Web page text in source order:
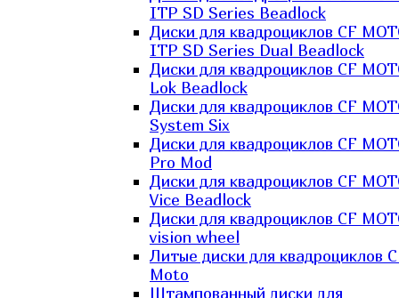
ITP SD Series Beadlock
Диски для квадроциклов CF
ITP SD Series Dual Beadlock
Диски для квадроциклов CF
Lok Beadlock
Диски для квадроциклов CF
System Six
Диски для квадроциклов CF
Pro Mod
Диски для квадроциклов CF
Vice Beadlock
Диски для квадроциклов CF
vision wheel
Литые диски для квадроциклов
Moto
Штампованный диски для